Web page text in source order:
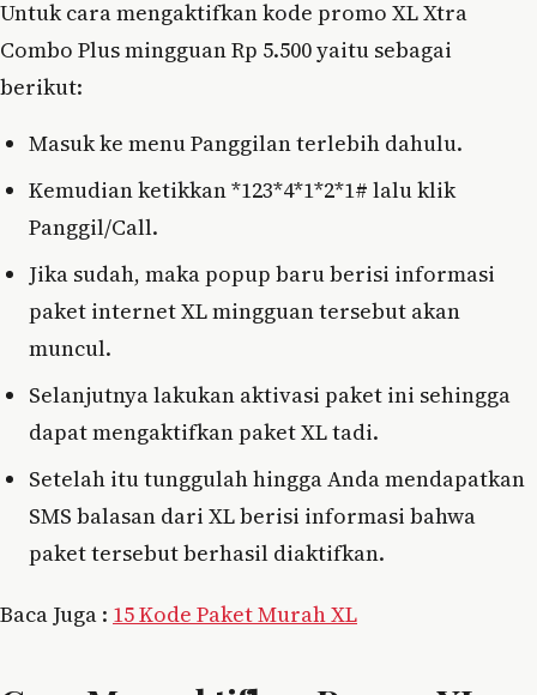
Untuk cara mengaktifkan kode promo XL Xtra
Combo Plus mingguan Rp 5.500 yaitu sebagai
berikut:
Masuk ke menu Panggilan terlebih dahulu.
Kemudian ketikkan *123*4*1*2*1# lalu klik
Panggil/Call.
Jika sudah, maka popup baru berisi informasi
paket internet XL mingguan tersebut akan
muncul.
Selanjutnya lakukan aktivasi paket ini sehingga
dapat mengaktifkan paket XL tadi.
Setelah itu tunggulah hingga Anda mendapatkan
SMS balasan dari XL berisi informasi bahwa
paket tersebut berhasil diaktifkan.
Baca Juga : 15 Kode Paket Murah XL